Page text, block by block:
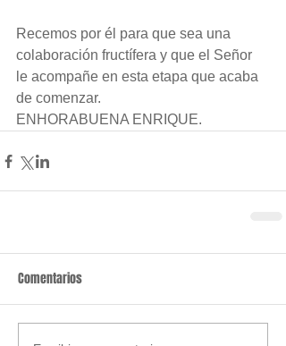
Recemos por él para que sea una
colaboración fructífera y que el Señor
le acompañe en esta etapa que acaba
de comenzar.
ENHORABUENA ENRIQUE.
Comentarios